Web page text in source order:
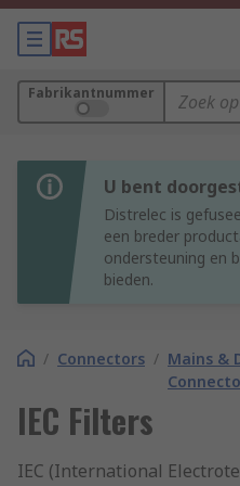
Fabrikantnummer
U bent
Distrelec is
een breder
ondersteuning en
bieden.
/ Connectors / Mains &
IEC Filters
IEC (International